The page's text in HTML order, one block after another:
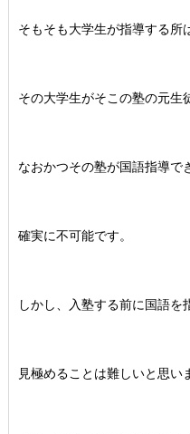
そもそも大学生が指導する所
その大学生がそこの塾の元生
なおかつその塾が国語指導で
確実に不可能です。
しかし、入塾する前に国語を
見極めることは難しいと思い